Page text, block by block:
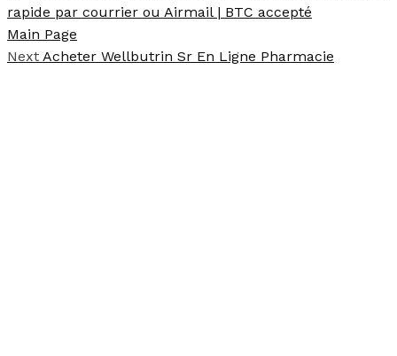
rapide par courrier ou Airmail | BTC accepté
Main Page
Next Acheter Wellbutrin Sr En Ligne Pharmacie